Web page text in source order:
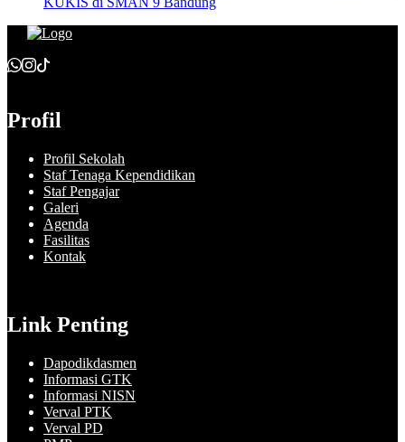
Profil
Profil Sekolah
Staf Tenaga Kependidikan
Staf Pengajar
Galeri
Agenda
Fasilitas
Kontak
Link Penting
Dapodikdasmen
Informasi GTK
Informasi NISN
Verval PTK
Verval PD